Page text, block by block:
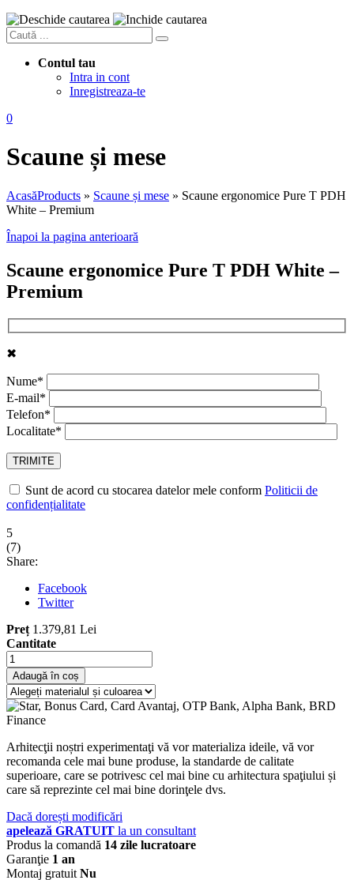
Contul tau
Intra in cont
Inregistreaza-te
0
Scaune și mese
AcasăProducts » Scaune și mese » Scaune ergonomice Pure T PDH
White – Premium
Înapoi la pagina anterioară
Scaune ergonomice Pure T PDH White –
Premium
✖
Nume*
E-mail*
Telefon*
Localitate*
Sunt de acord cu stocarea datelor mele conform Politicii de
confidențialitate
5
(7)
Share:
Facebook
Twitter
Preț 1.379,81 Lei
Cantitate
Adaugă în coș
Arhitecţii noștri experimentaţi vă vor materializa ideile, vă vor
recomanda cele mai bune produse, la standarde de calitate
superioare, care se potrivesc cel mai bine cu arhitectura spaţiului și
care să reprezinte cel mai bine dorinţele dvs.
Dacă dorești modificări
apelează GRATUIT la un consultant
Produs la comandă 14 zile lucratoare
Garanţie 1 an
Montaj gratuit Nu